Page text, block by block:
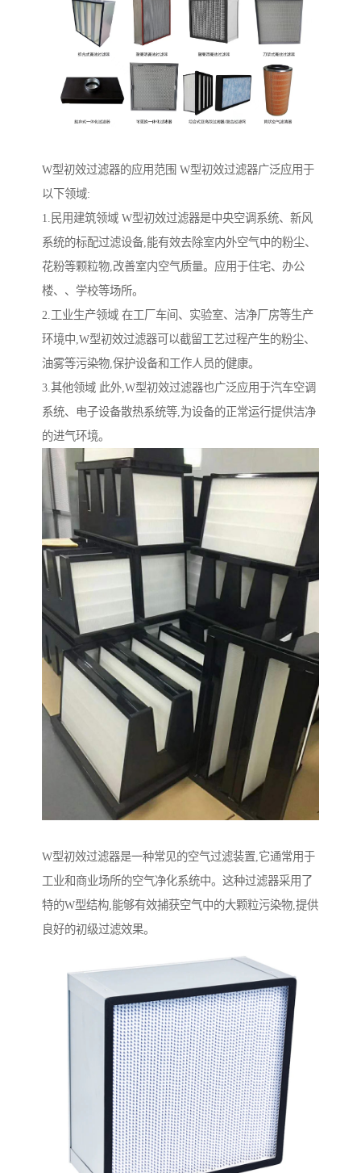
W型初效过滤器的应用范围 W型初效过滤器广泛应用于
以下领域:
1.民用建筑领域 W型初效过滤器是中央空调系统、新风
系统的标配过滤设备,能有效去除室内外空气中的粉尘、
花粉等颗粒物,改善室内空气质量。应用于住宅、办公
楼、、学校等场所。
2.工业生产领域 在工厂车间、实验室、洁净厂房等生产
环境中,W型初效过滤器可以截留工艺过程产生的粉尘、
油雾等污染物,保护设备和工作人员的健康。
3.其他领域 此外,W型初效过滤器也广泛应用于汽车空调
系统、电子设备散热系统等,为设备的正常运行提供洁净
的进气环境。
W型初效过滤器是一种常见的空气过滤装置,它通常用于
工业和商业场所的空气净化系统中。这种过滤器采用了
特的W型结构,能够有效捕获空气中的大颗粒污染物,提供
良好的初级过滤效果。